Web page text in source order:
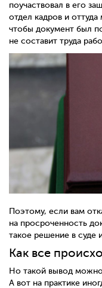
поучаствовал в его
отдел кадров и
чтобы документ был
не составит труда
Поэтому, если вам
на просроченность
такое решение в суде
Как все
Но такой вывод можно
А вот на практике